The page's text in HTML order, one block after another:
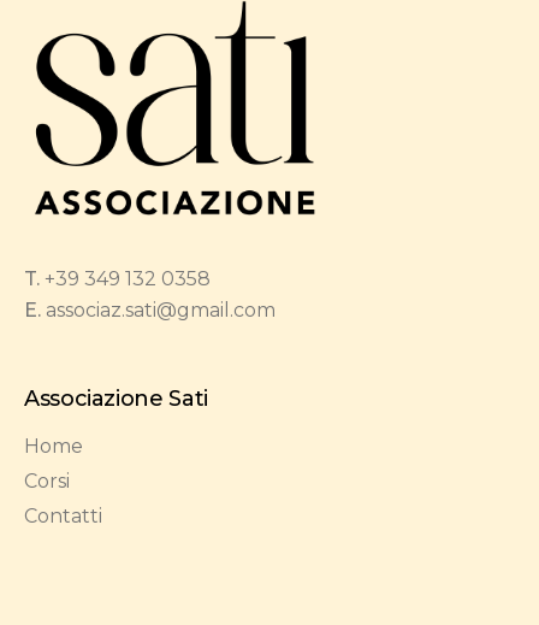
T. +39 349 132 0358
E. associaz.sati@gmail.com
Associazione Sati
Home
Corsi
Contatti